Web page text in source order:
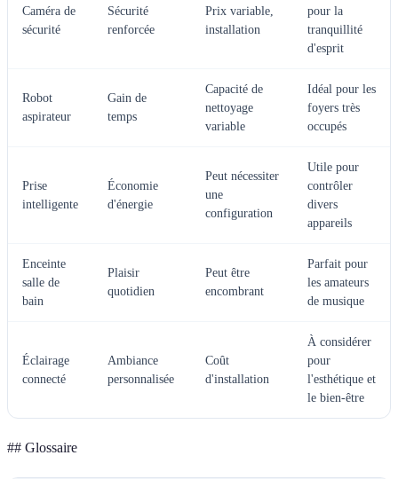
Caméra de
sécurité
Sécurité
renforcée
Prix variable,
installation
pour la
tranquillité
d'esprit
Robot
aspirateur
Gain de
temps
Capacité de
nettoyage
variable
Idéal pour les
foyers très
occupés
Prise
intelligente
Économie
d'énergie
Peut nécessiter
une
configuration
Utile pour
contrôler
divers
appareils
Enceinte
salle de
bain
Plaisir
quotidien
Peut être
encombrant
Parfait pour
les amateurs
de musique
Éclairage
connecté
Ambiance
personnalisée
Coût
d'installation
À considérer
pour
l'esthétique et
le bien-être
## Glossaire